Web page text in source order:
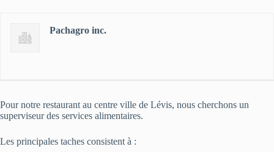
Pachagro inc.
Pour notre restaurant au centre ville de Lévis, nous cherchons un
superviseur des services alimentaires.
Les principales taches consistent à :